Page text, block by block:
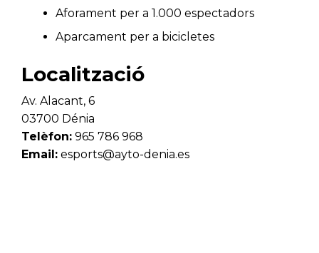
Aforament per a 1.000 espectadors
Aparcament per a bicicletes
Localització
Av. Alacant, 6
03700 Dénia
Telèfon: 965 786 968
Email: esports@ayto-denia.es